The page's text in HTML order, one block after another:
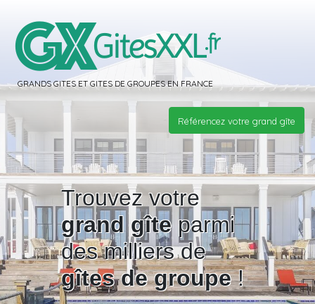
GRANDS GITES ET GITES DE GROUPES EN FRANCE
Référencez votre grand gîte
Trouvez votre
grand gîteparmi
des milliers de
gîtes de groupe!